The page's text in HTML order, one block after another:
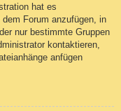
hat es
Forum anzufügen, in
nur bestimmte Gruppen
kontaktieren,
anfügen